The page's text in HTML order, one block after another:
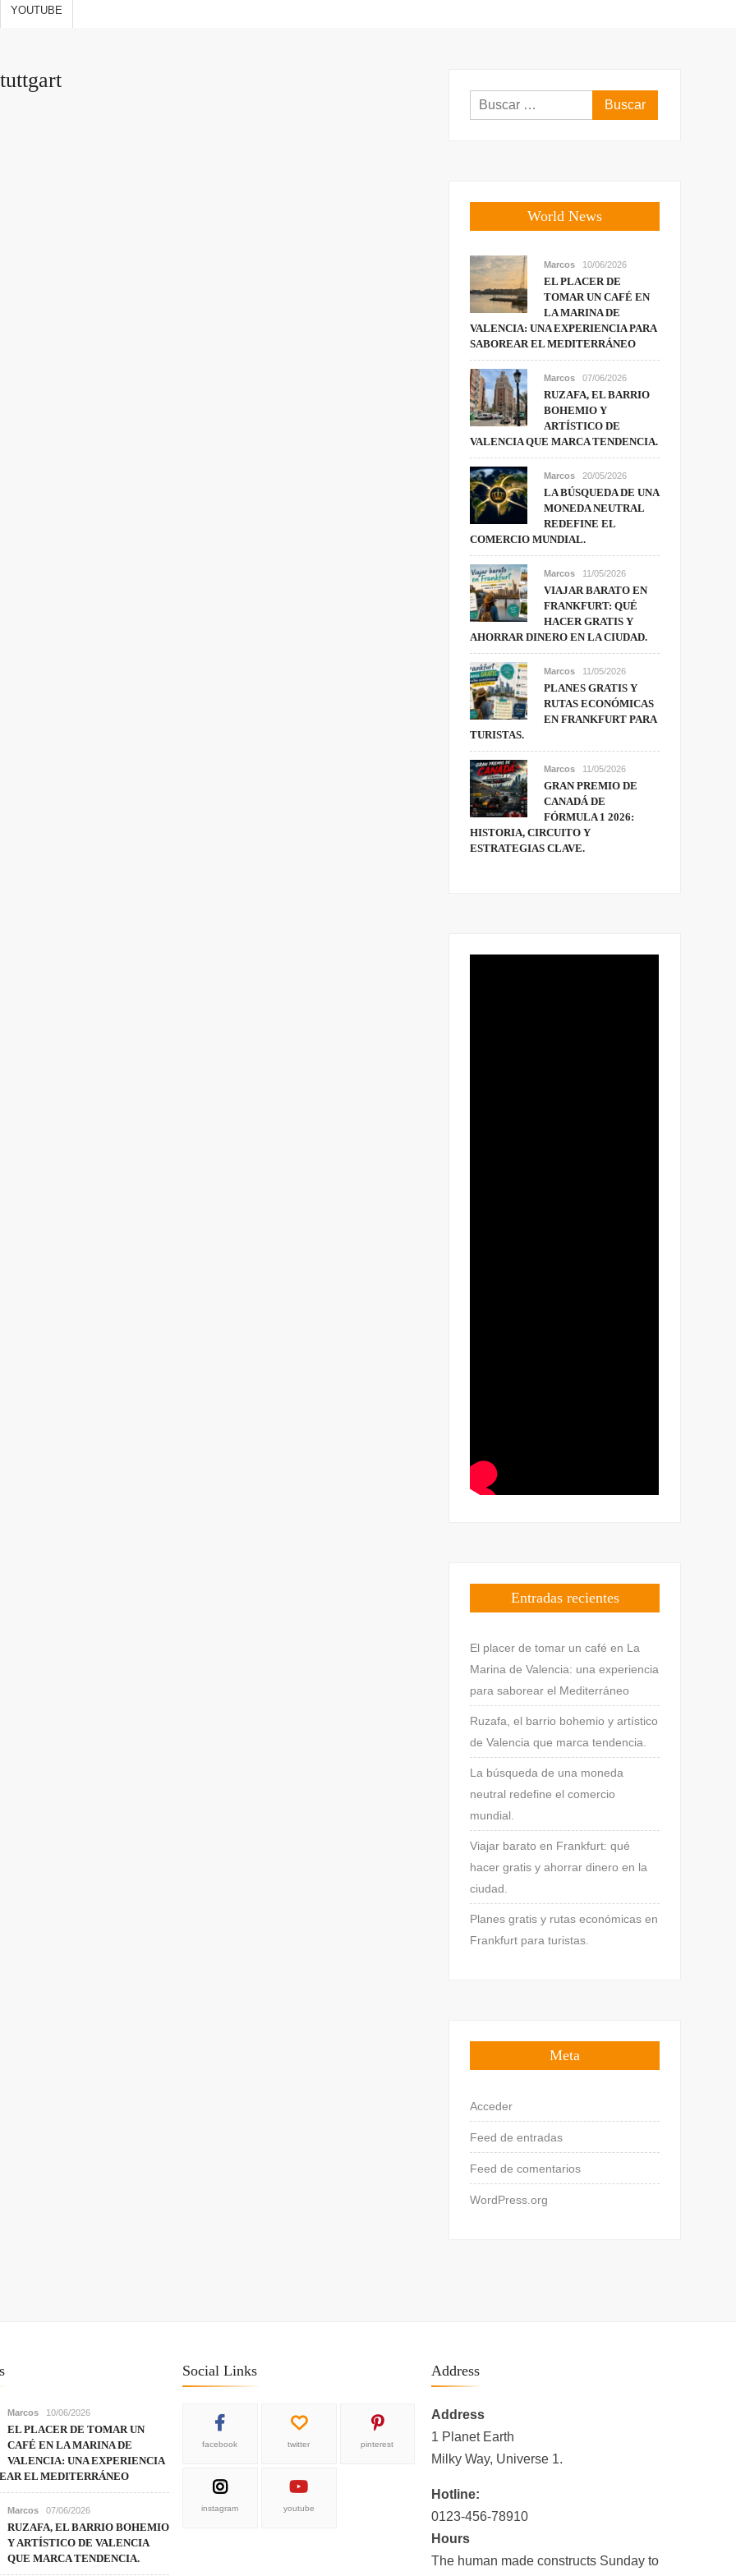
de vida,
YOUTUBE
Buscar:
World News
Marcos 10/06/2026
EL PLACER DE
TOMAR UN CAFÉ EN
LA MARINA DE
VALENCIA: UNA EXPERIENCIA PARA
SABOREAR EL MEDITERRÁNEO
Marcos 07/06/2026
RUZAFA, EL BARRIO
BOHEMIO Y
ARTÍSTICO DE
VALENCIA QUE MARCA TENDENCIA.
Marcos 20/05/2026
LA BÚSQUEDA DE UNA
MONEDA NEUTRAL
REDEFINE EL
COMERCIO MUNDIAL.
Marcos 11/05/2026
VIAJAR BARATO EN
FRANKFURT: QUÉ
HACER GRATIS Y
AHORRAR DINERO EN LA CIUDAD.
Marcos 11/05/2026
PLANES GRATIS Y
RUTAS ECONÓMICAS
EN FRANKFURT PARA
TURISTAS.
Marcos 11/05/2026
GRAN PREMIO DE
CANADÁ DE
FÓRMULA 1 2026:
HISTORIA, CIRCUITO Y
ESTRATEGIAS CLAVE.
Entradas recientes
El placer de tomar un café en La
Marina de Valencia: una experiencia
para saborear el Mediterráneo
Ruzafa, el barrio bohemio y artístico
de Valencia que marca tendencia.
La búsqueda de una moneda
neutral redefine el comercio
mundial.
Viajar barato en Frankfurt: qué
hacer gratis y ahorrar dinero en la
ciudad.
Planes gratis y rutas económicas en
Frankfurt para turistas.
Meta
Acceder
Feed de entradas
Feed de comentarios
WordPress.org
Marcos 10/06/2026
EL PLACER DE TOMAR UN
CAFÉ EN LA MARINA DE
VALENCIA: UNA EXPERIENCIA
EL MEDITERRÁNEO
Marcos 07/06/2026
RUZAFA, EL BARRIO BOHEMIO
Y ARTÍSTICO DE VALENCIA
QUE MARCA TENDENCIA.
Social Links
facebook twitter pinterest
instagram youtube
Address
Address
1 Planet Earth
Milky Way, Universe 1.
Hotline:
0123-456-78910
Hours
The human made constructs Sunday to